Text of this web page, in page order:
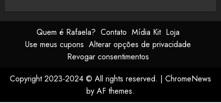
Quem é Rafaela? Contato Mídia Kit Loja
Use meus cupons Alterar opções de privacidade
Revogar consentimentos
Copyright 2023-2024 © All rights reserved. | ChromeNews
by AF themes.